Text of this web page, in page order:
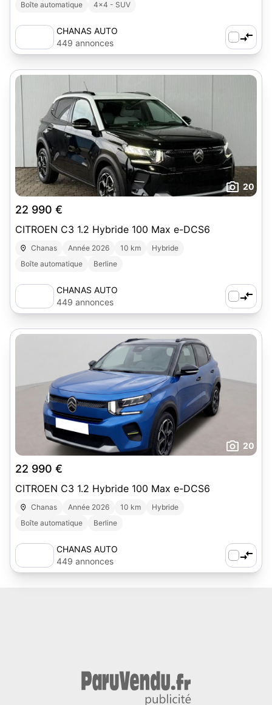
Boîte automatique 4x4 - SUV
CHANAS AUTO
449 annonces
20
22 990 €
CITROEN C3 1.2 Hybride 100 Max e-DCS6
Chanas Année 2026 10 km
Hybride
Boîte automatique
Berline
CHANAS AUTO
449 annonces
20
22 990 €
CITROEN C3 1.2 Hybride 100 Max e-DCS6
Chanas Année 2026 10 km
Hybride
Boîte automatique
Berline
CHANAS AUTO
449 annonces